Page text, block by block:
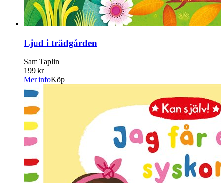
Ljud i trädgården
Sam Taplin
199 kr
Mer infoKöp